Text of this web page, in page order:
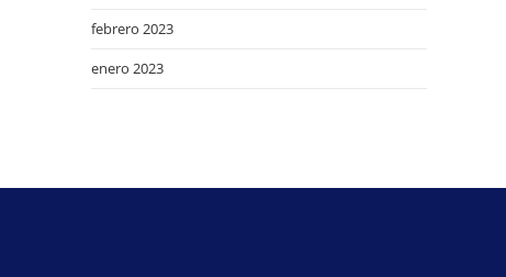
febrero 2023
enero 2023